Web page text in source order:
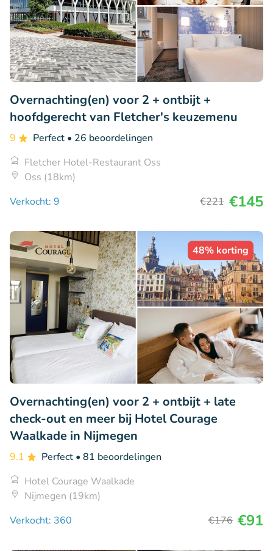
Overnachting(en) voor 2 + ontbijt +
hoofdgerecht van Fletcher's keuzemenu
9 Perfect • 26 beoordelingen
Fletcher Hotel-Restaurant Oss
Oss (18km)
Verkocht: 9
€221 €145
48% korting
Overnachting(en) voor 2 + ontbijt + late
check-out en meer bij Hotel Courage
Waalkade in Nijmegen
9.1 Perfect • 81 beoordelingen
Hotel Courage Waalkade
Nijmegen (19km)
Verkocht: 360
€176 €91